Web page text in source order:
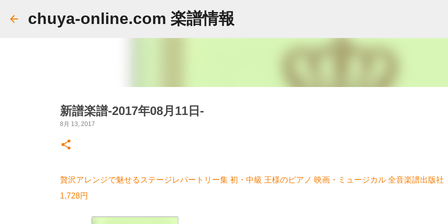
chuya-online.com 楽譜情報
新譜楽譜-2017年08月11日-
8月 13, 2017
贅沢アレンジで魅せるステージレパートリー集 初・中級 王様のピアノ 映画・ミュージカル 全音楽譜出版
1,728円